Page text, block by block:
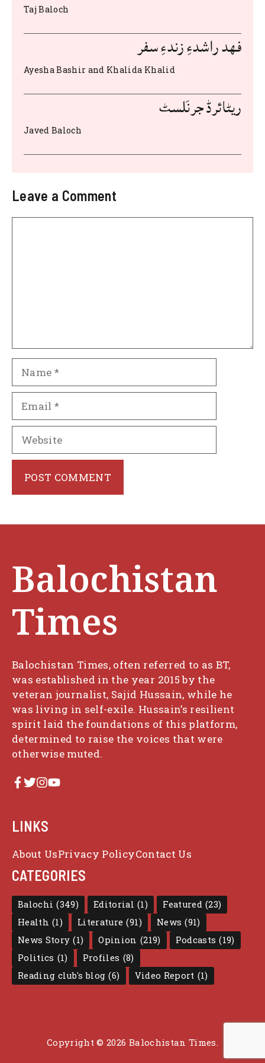
o
k
Taj Baloch
فهد راشدءِ زندءِ سفر
Ayesha Bashir and Khalida Khalid
ریٹائرڈ جرنَلسٹ
Javed Baloch
Leave a Comment
Website
Balochistan
Times
Balochistan Times, often referred to as BT,
was established in the year 2015 by the
veteran journalist, Sajid Hussain, while he
was living in self-exile. Hussain’s resilient
spirit laid the foundations of this platform,
determined to raise the voices that were
otherwise muted.
LINKS
About UsPrivacy PolicyContact Us
CATEGORIES
Balochi (349) Editorial (1) Featured (23)
Health (1) Literature (91) News (91)
News Story (1) Opinion (219) Podcasts (19)
Politics (1) Profiles (8)
Reading club's blog (6) Video Report (1)
Copyright © 2026 Balochistan Times.